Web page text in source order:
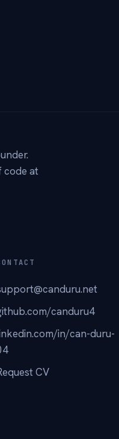
code at
canduru4
in/can-duru-
CV